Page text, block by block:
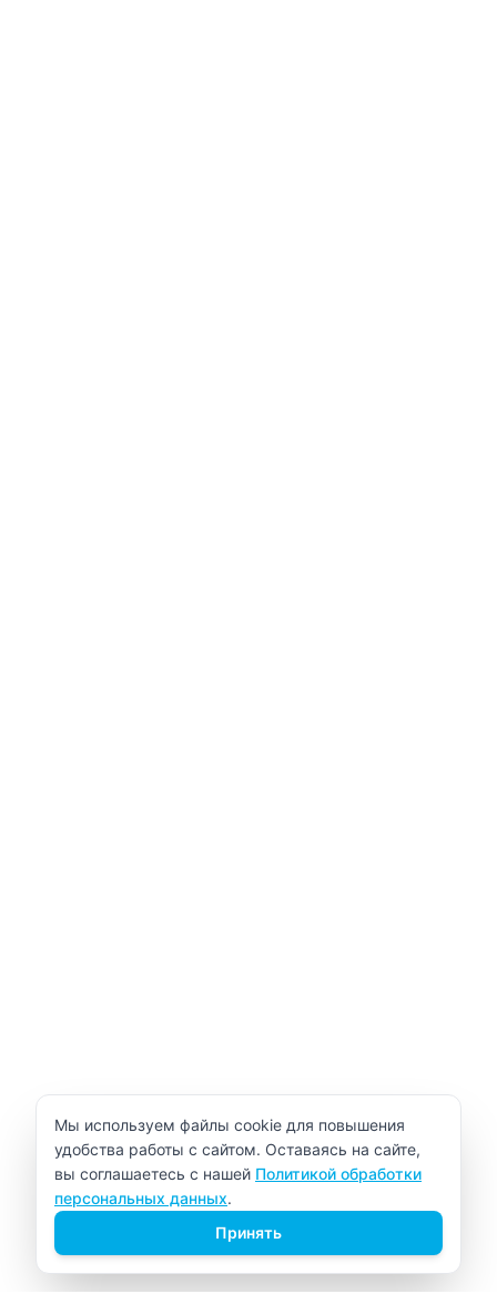
Уведомление об использовании cookie
Мы используем файлы cookie для повышения
удобства работы с сайтом. Оставаясь на сайте,
вы соглашаетесь с нашей Политикой обработки
персональных данных.
Принять